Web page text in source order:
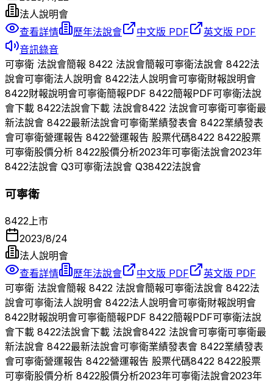
法人說明會
查看詳情
歷年法說會 中文版 PDF
英文版 PDF
音訊錄音
可寧衛 法說會簡報 8422 法說會簡報可寧衛法說會 8422法
說會可寧衛法人說明會 8422法人說明會可寧衛財報說明會
8422財報說明會可寧衛簡報PDF 8422簡報PDF可寧衛法說
會下載 8422法說會下載 法說會8422 法說會可寧衛可寧衛最
新法說會 8422最新法說會可寧衛業績發表會 8422業績發表
會可寧衛營運報告 8422營運報告 股票代碼8422 8422股票
可寧衛股價分析 8422股價分析2023年可寧衛法說會2023年
8422法說會 Q3可寧衛法說會 Q38422法說會
可寧衛
8422 上市
2023/8/24
法人說明會
查看詳情
歷年法說會 中文版 PDF
英文版 PDF
可寧衛 法說會簡報 8422 法說會簡報可寧衛法說會 8422法
說會可寧衛法人說明會 8422法人說明會可寧衛財報說明會
8422財報說明會可寧衛簡報PDF 8422簡報PDF可寧衛法說
會下載 8422法說會下載 法說會8422 法說會可寧衛可寧衛最
新法說會 8422最新法說會可寧衛業績發表會 8422業績發表
會可寧衛營運報告 8422營運報告 股票代碼8422 8422股票
可寧衛股價分析 8422股價分析2023年可寧衛法說會2023年